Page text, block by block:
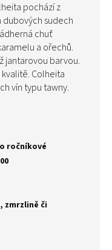
pochází z
dubových sudech
chuť
a ořechů.
jantarovou barvou.
Colheita
vín typu tawny.
ročníkové
zmrzlině či